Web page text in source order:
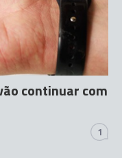
continuar com
1